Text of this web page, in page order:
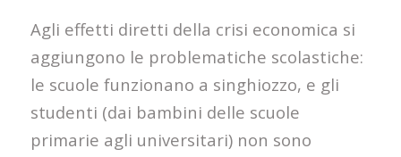
Agli effetti diretti della crisi economica si
aggiungono le problematiche scolastiche:
le scuole funzionano a singhiozzo, e gli
studenti (dai bambini delle scuole
primarie agli universitari) non sono